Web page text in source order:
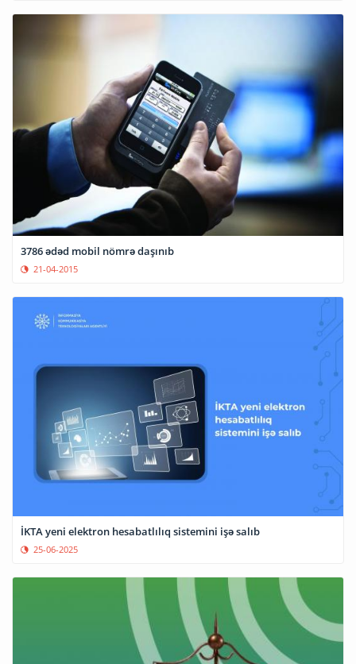
3786 ədəd mobil nömrə daşınıb
21-04-2015
İKTA yeni elektron hesabatlılıq sistemini işə salıb
25-06-2025